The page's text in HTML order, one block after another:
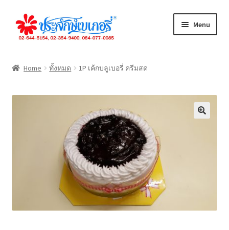
Skip
to
Skip
to
Menu
Home ทั้งหมด 1P เค้กบลูเบอรี่ ครีมสด